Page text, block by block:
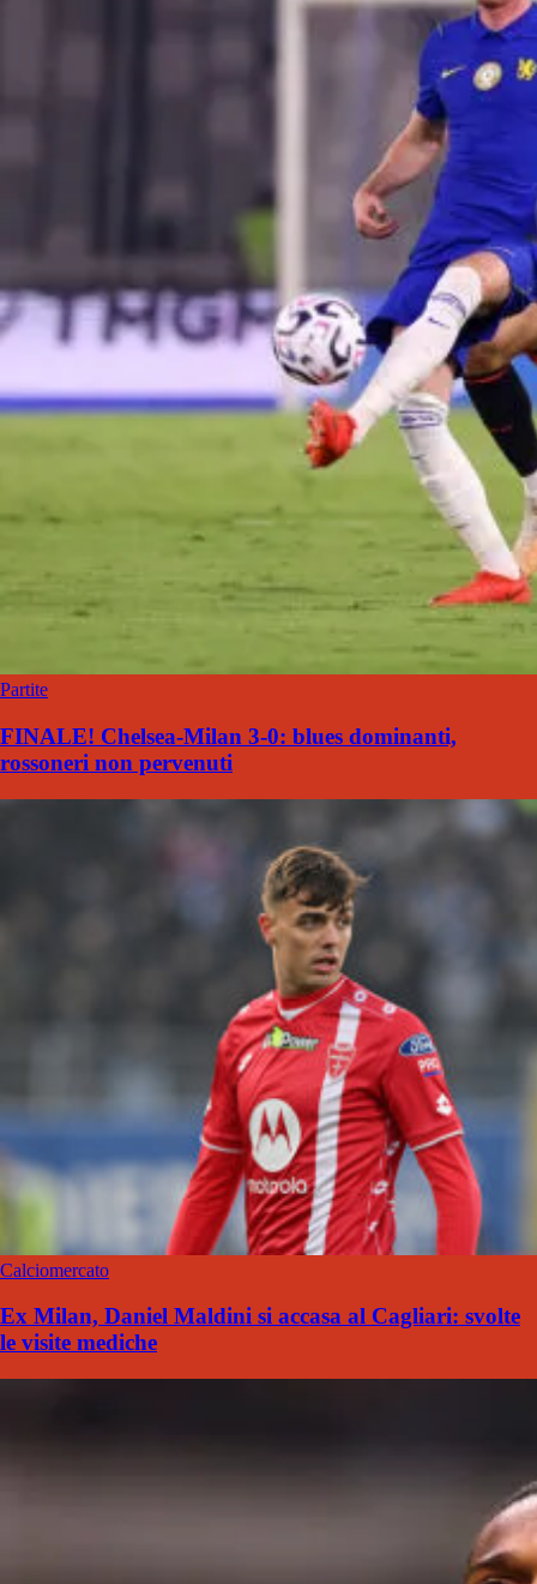
Partite
FINALE! Chelsea-Milan 3-0: blues dominanti,
rossoneri non pervenuti
Calciomercato
Ex Milan, Daniel Maldini si accasa al Cagliari: svolte
le visite mediche